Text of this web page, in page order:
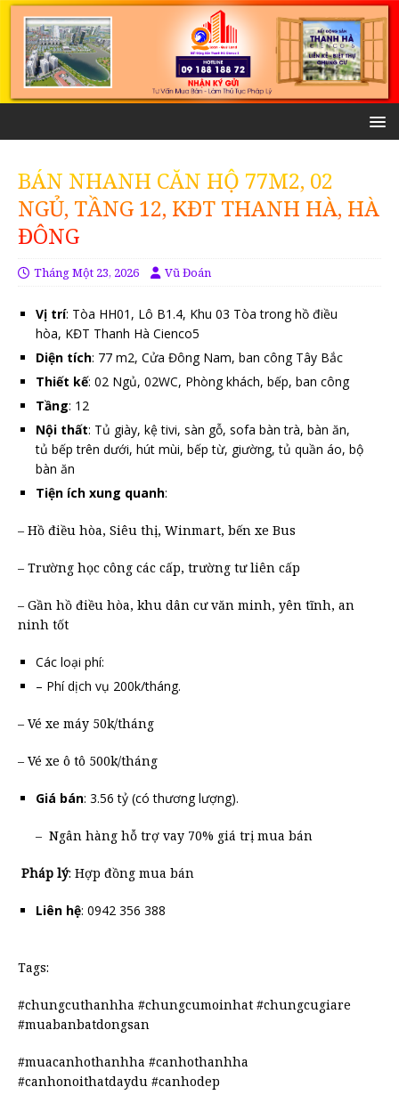
BÁN NHANH CĂN HỘ 77M2, 02
NGỦ, TẦNG 12, KĐT THANH HÀ, HÀ
ĐÔNG
Tháng Một 23, 2026 Vũ Đoán
Vị trí: Tòa HH01, Lô B1.4, Khu 03 Tòa trong hồ điều
hòa, KĐT Thanh Hà Cienco5
Diện tích: 77 m2, Cửa Đông Nam, ban công Tây Bắc
Thiết kế: 02 Ngủ, 02WC, Phòng khách, bếp, ban công
Tầng: 12
Nội thất: Tủ giày, kệ tivi, sàn gỗ, sofa bàn trà, bàn ăn,
tủ bếp trên dưới, hút mùi, bếp từ, giường, tủ quần áo, bộ
bàn ăn
Tiện ích xung quanh:
– Hồ điều hòa, Siêu thị, Winmart, bến xe Bus
– Trường học công các cấp, trường tư liên cấp
– Gần hồ điều hòa, khu dân cư văn minh, yên tĩnh, an
ninh tốt
Các loại phí:
– Phí dịch vụ 200k/tháng.
– Vé xe máy 50k/tháng
– Vé xe ô tô 500k/tháng
Giá bán: 3.56 tỷ (có thương lượng).
– Ngân hàng hỗ trợ vay 70% giá trị mua bán
Pháp lý: Hợp đồng mua bán
Liên hệ: 0942 356 388
Tags:
#chungcuthanhha #chungcumoinhat #chungcugiare
#muabanbatdongsan
#muacanhothanhha #canhothanhha
#canhonoithatdaydu #canhodep